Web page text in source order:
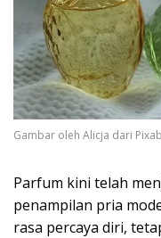
Gambar oleh Alicja dari
Parfum kini telah
penampilan pria
rasa percaya diri,